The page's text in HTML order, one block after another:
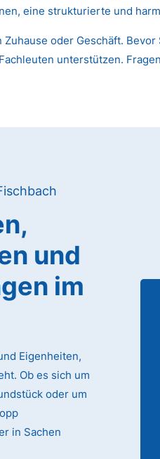
eine strukturierte und
oder Geschäft.
unterstützen.
und
im
Eigenheiten,
Ob es sich um
oder um
in Sachen